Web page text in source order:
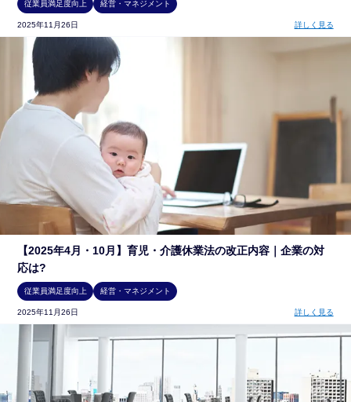
従業員満足度向上 経営・マネジメント
2025年11月26日 詳しく見る
【2025年4月・10月】育児・介護休業法の改正内容｜企業の対
応は?
従業員満足度向上 経営・マネジメント
2025年11月26日 詳しく見る